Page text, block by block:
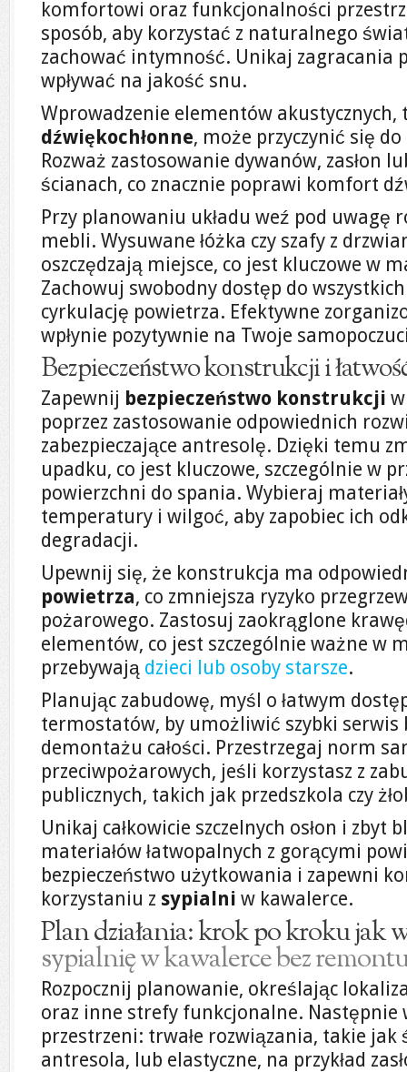
komfortowi oraz funkcjonalności
sposób, aby korzystać z naturalnego
zachować intymność. Unikaj zagracania
wpływać na jakość snu.
Wprowadzenie elementów
dźwiękochłonne, może przyczynić się
Rozważ zastosowanie dywanów, zasłon
ścianach, co znacznie poprawi komfort
Przy planowaniu układu weź pod uwagę
mebli. Wysuwane łóżka czy szafy z
oszczędzają miejsce, co jest kluczowe w
Zachowuj swobodny dostęp do
cyrkulację powietrza. Efektywne
wpłynie pozytywnie na Twoje
Bezpieczeństwo konstrukcji i
Zapewnij bezpieczeństwo konstrukcji
poprzez zastosowanie odpowiednich
zabezpieczające antresolę. Dzięki temu
upadku, co jest kluczowe, szczególnie w
powierzchni do spania. Wybieraj
temperatury i wilgoć, aby zapobiec ich
degradacji.
Upewnij się, że konstrukcja ma
powietrza, co zmniejsza ryzyko
pożarowego. Zastosuj zaokrąglone
elementów, co jest szczególnie ważne w
przebywają dzieci lub osoby starsze.
Planując zabudowę, myśl o łatwym
termostatów, by umożliwić szybki serwis
demontażu całości. Przestrzegaj norm
przeciwpożarowych, jeśli korzystasz z
publicznych, takich jak przedszkola czy
Unikaj całkowicie szczelnych osłon i zbyt
materiałów łatwopalnych z gorącymi
bezpieczeństwo użytkowania i zapewni
korzystaniu z sypialni w kawalerce.
Plan działania: krok po kroku jak
sypialnię w kawalerce bez
Rozpocznij planowanie, określając
oraz inne strefy funkcjonalne. Następnie
przestrzeni: trwałe rozwiązania, takie jak
antresola, lub elastyczne, na przykład